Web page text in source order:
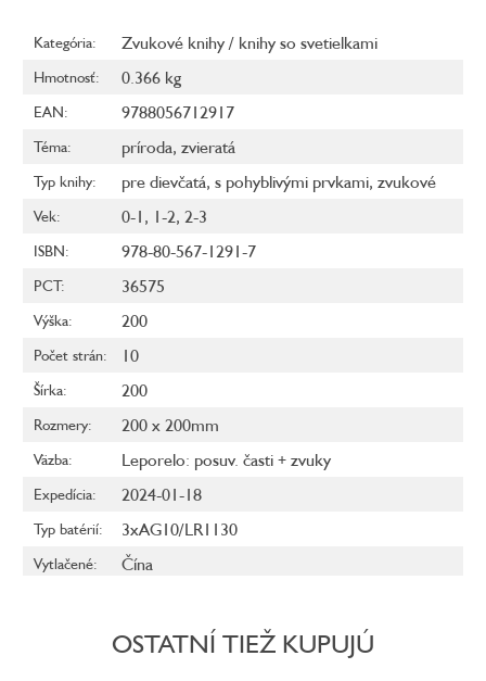
Kategória: Zvukové knihy / knihy so svetielkami
Hmotnosť: 0.366 kg
EAN: 9788056712917
Téma: príroda, zvieratá
Typ knihy: pre dievčatá, s pohyblivými prvkami, zvukové
Vek: 0-1 , 1-2, 2-3
ISBN: 978-80-567-1291-7
PCT: 36575
Výška: 200
Počet strán: 10
Šírka: 200
Rozmery: 200 x 200mm
Väzba: Leporelo: posuv. časti + zvuky
Expedícia: 2024-01-18
Typ batérií: 3xAG10/LR1130
Vytlačené: Čína
OSTATNÍ TIEŽ KUPUJÚ